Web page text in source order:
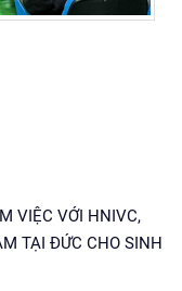
VIỆC VỚI HNIVC,
TẠI ĐỨC CHO SINH